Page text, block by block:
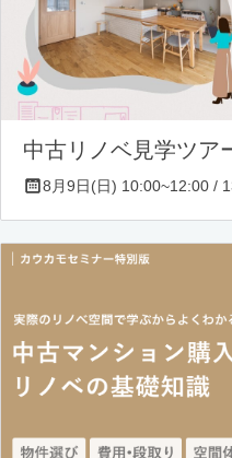
中古リノベ見学ツア
8月9日(日) 10:00~12:00 /